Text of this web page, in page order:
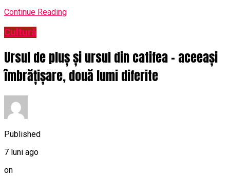
Continue Reading
Cultură
Ursul de pluș și ursul din catifea – aceeași
îmbrățișare, două lumi diferite
Published
7 luni ago
on